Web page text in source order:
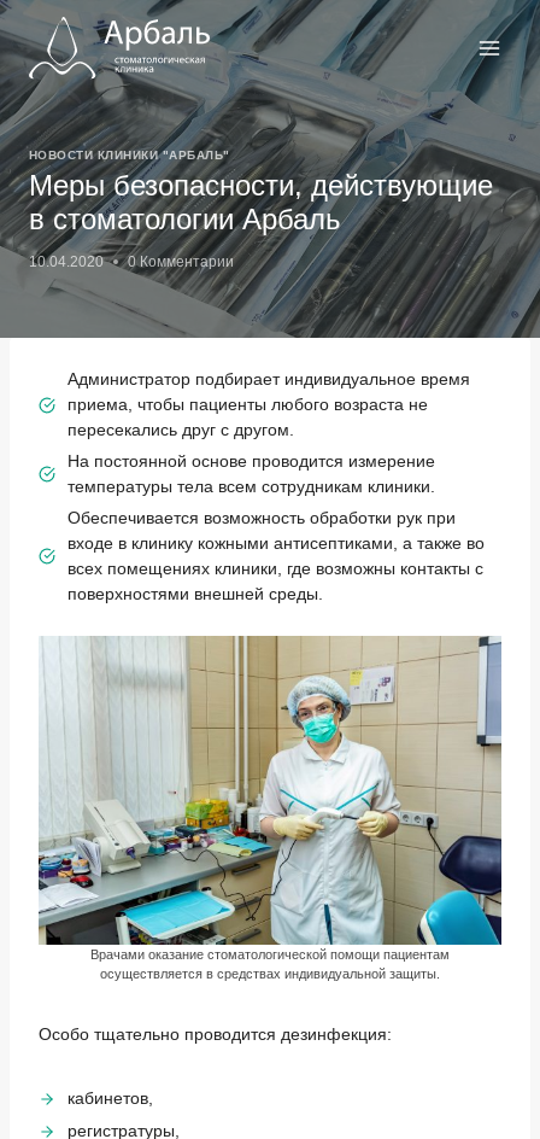
Перейти
к
содержимому
НОВОСТИ КЛИНИКИ "АРБАЛЬ"
Меры безопасности, действующие
в стоматологии Арбаль
10.04.2020 0 Комментарии
Администратор подбирает индивидуальное время
приема, чтобы пациенты любого возраста не
пересекались друг с другом.
На постоянной основе проводится измерение
температуры тела всем сотрудникам клиники.
Обеспечивается возможность обработки рук при
входе в клинику кожными антисептиками, а также во
всех помещениях клиники, где возможны контакты с
поверхностями внешней среды.
Врачами оказание стоматологической помощи пациентам
осуществляется в средствах индивидуальной защиты.
Особо тщательно проводится дезинфекция:
кабинетов,
регистратуры,